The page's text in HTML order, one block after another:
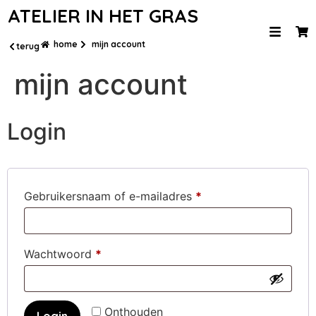
ATELIER IN HET GRAS
terug home mijn account
mijn account
Login
Gebruikersnaam of e-mailadres *
Wachtwoord *
Onthouden